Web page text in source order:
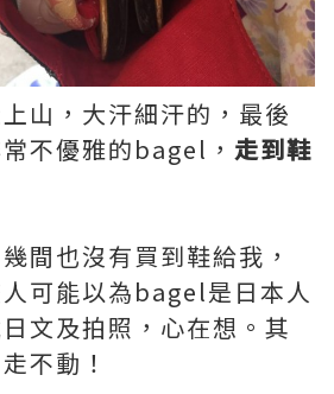
山，大汗細汗的，最後
不優雅的bagel， 走到鞋
間也沒有買到鞋給我，
可能以為bagel是日本人
文及拍照，心在想。其
不動！